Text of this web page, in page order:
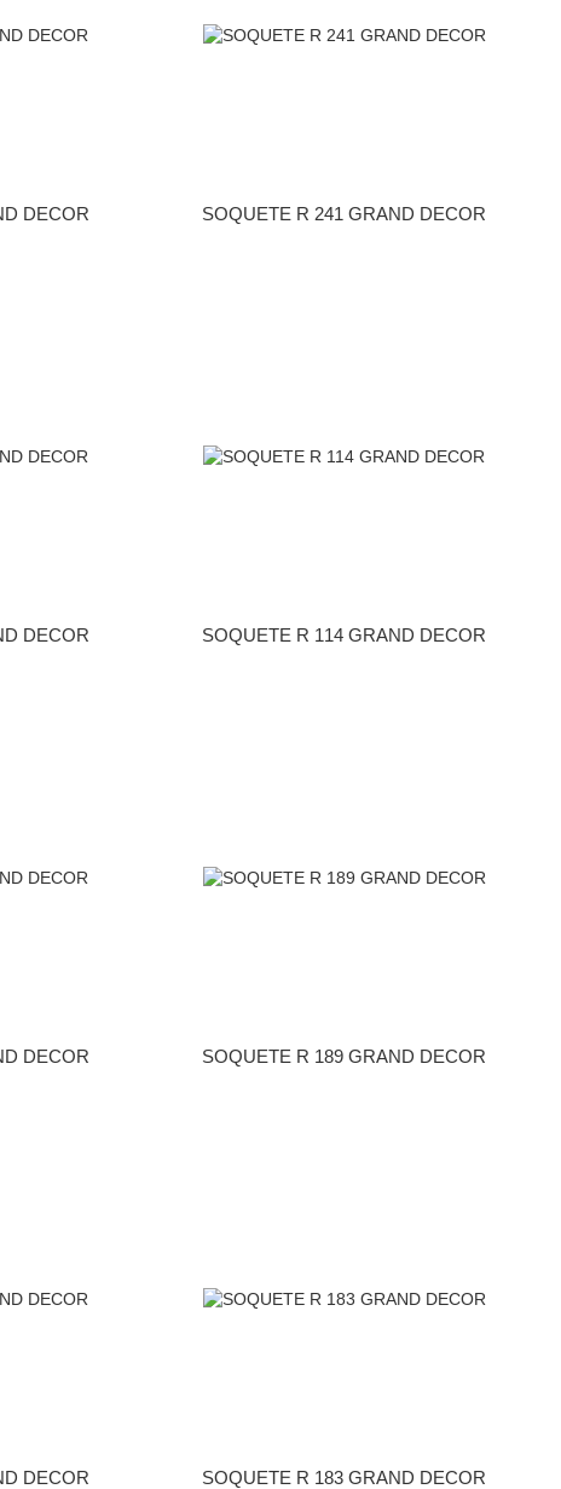
DECOR SOQUETE R 241 GRAND DECOR
DECOR SOQUETE R 114 GRAND DECOR
DECOR SOQUETE R 189 GRAND DECOR
DECOR SOQUETE R 183 GRAND DECOR